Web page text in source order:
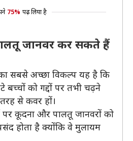
75% पढ़ लिया है
जानवर कर सकते हैं
का सबसे अच्छा विकल्प यह है कि
बच्चों को गद्दों पर तभी चढ़ने
से कवर हों।
पर कूदना और पालतू जानवरों को
होता है क्योंकि वे मुलायम